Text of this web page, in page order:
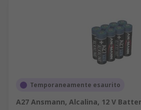
Temporaneamente esaurito
A27 Ansmann, Alcalina, 12 V